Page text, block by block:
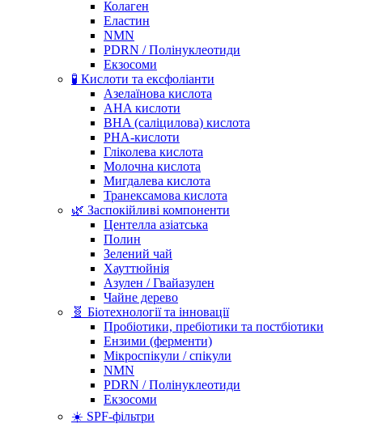
Колаген
Еластин
NMN
PDRN / Полінуклеотиди
Екзосоми
🧪 Кислоти та ексфоліанти
Азелаїнова кислота
AHA кислоти
BHA (саліцилова) кислота
PHA-кислоти
Гліколева кислота
Молочна кислота
Мигдалева кислота
Транексамова кислота
🌿 Заспокійливі компоненти
Центелла азіатська
Полин
Зелений чай
Хауттюйнія
Азулен / Гвайазулен
Чайне дерево
🧬 Біотехнології та інновації
Пробіотики, пребіотики та постбіотики
Ензими (ферменти)
Мікроспікули / спікули
NMN
PDRN / Полінуклеотиди
Екзосоми
☀️ SPF-фільтри